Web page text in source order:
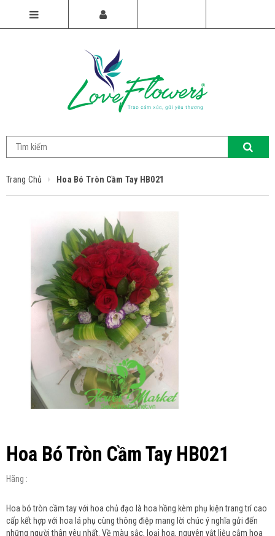
Trang Chủ Hoa Bó Tròn Cầm Tay HB021
Hoa Bó Tròn Cầm Tay HB021
Hãng :
Hoa bó tròn cầm tay với hoa chủ đạo là hoa hồng kèm phụ kiện trang trí cao
cấp kết hợp với hoa lá phụ cùng thông điệp mang lời chúc ý nghĩa gửi đến
những người thân yêu nhất. Về màu sắc, loại hoa, nguyên vật liệu cắm hoa